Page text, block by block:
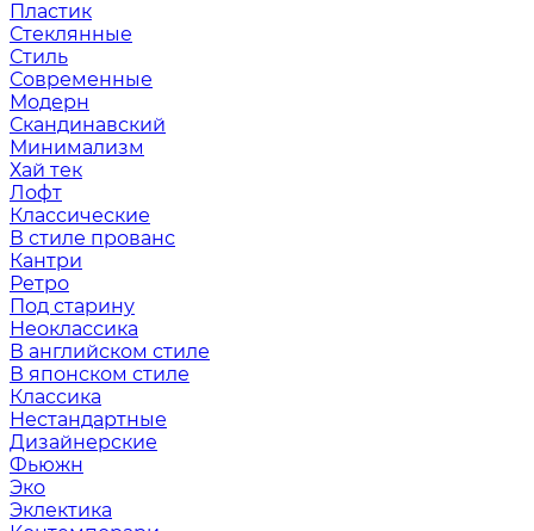
Пластик
Стеклянные
Стиль
Современные
Модерн
Скандинавский
Минимализм
Хай тек
Лофт
Классические
В стиле прованс
Кантри
Ретро
Под старину
Неоклассика
В английском стиле
В японском стиле
Классика
Нестандартные
Дизайнерские
Фьюжн
Эко
Эклектика